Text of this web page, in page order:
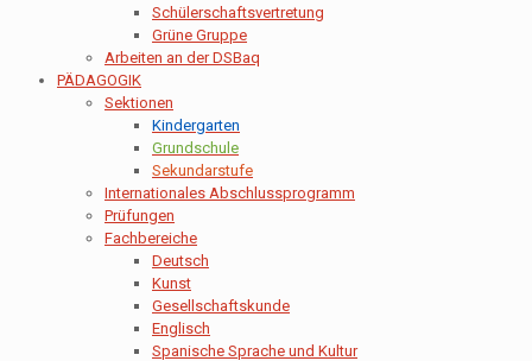
Schülerschaftsvertretung
Grüne Gruppe
Arbeiten an der DSBaq
PÄDAGOGIK
Sektionen
Kindergarten
Grundschule
Sekundarstufe
Internationales Abschlussprogramm
Prüfungen
Fachbereiche
Deutsch
Kunst
Gesellschaftskunde
Englisch
Spanische Sprache und Kultur